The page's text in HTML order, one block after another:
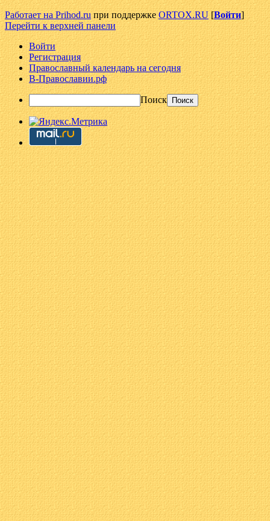
Работает на Prihod.ruпри поддержке ORTOX.RU [Войти]
Перейти к верхней панели
Войти
Регистрация
Православный календарь на сегодня
В-Православии.рф
Поиск